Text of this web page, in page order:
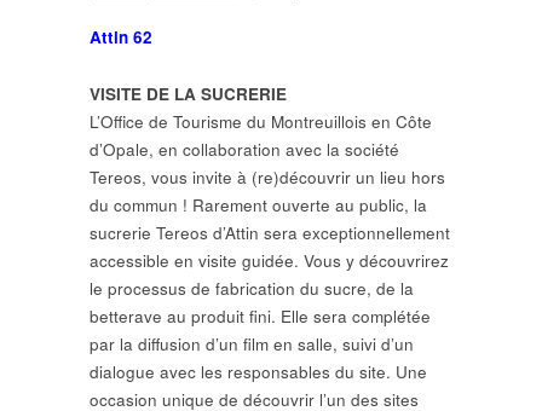
Attin 62
VISITE DE LA SUCRERIE
L’Office de Tourisme du Montreuillois en Côte
d’Opale, en collaboration avec la société
Tereos, vous invite à (re)découvrir un lieu hors
du commun ! Rarement ouverte au public, la
sucrerie Tereos d’Attin sera exceptionnellement
accessible en visite guidée. Vous y découvrirez
le processus de fabrication du sucre, de la
betterave au produit fini. Elle sera complétée
par la diffusion d’un film en salle, suivi d’un
dialogue avec les responsables du site. Une
occasion unique de découvrir l’un des sites